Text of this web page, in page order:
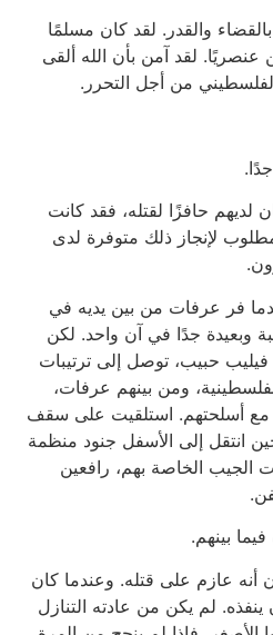
والقدر. لقد كان مسلمًا
عنصريًا. لقد آمن بأن الله ألقى
من أجل التحرر.
لديهم حافزًا لقتله، فقد كانت
لإنجاز ذلك متوفرة لدى
فر عرفات من بين يديه في
وبعيدة جدًا في آن واحد. لكن
فيليب حبيب، توصل إلى ترتيبات
ومن بينهم عرفات،
مع أسلحتهم. استلقيت على سقف
انتقل إلى الأسفل جنود منظمة
الجيب الخاصة بهم، رافعين
بينهم.
عازم على قتله. وعندما كان
لم يكن من عادته التنازل